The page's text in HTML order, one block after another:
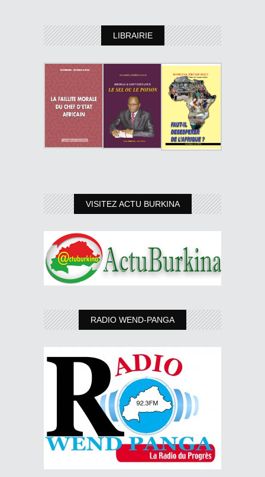
LIBRAIRIE
VISITEZ ACTU BURKINA
RADIO WEND-PANGA